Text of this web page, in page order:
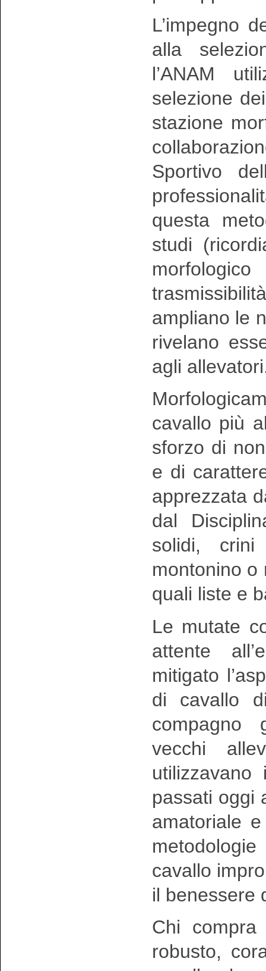
L’impegno
alla
l’ANAM
selezione
stazione
Sportivo
questa
studi
ampliano le
rivelano
agli
cavallo più
sforzo di
e di
apprezzata
dal
solidi,
montonino o
quali liste e
Le mutate
attente
mitigato
di cavallo
compagno
vecchi
passati oggi
amatoriale
cavallo
il benessere
Chi
robusto,